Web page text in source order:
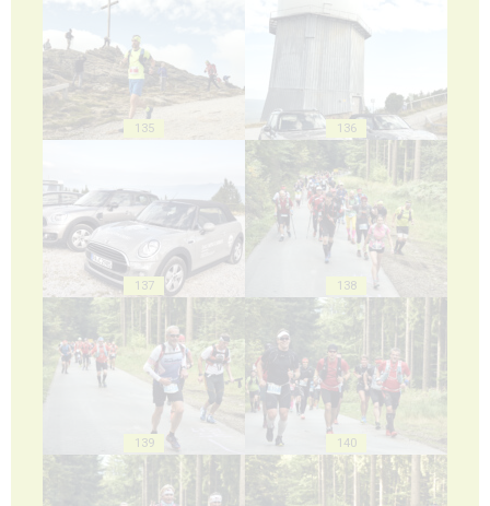
135 136
137 138
139 140